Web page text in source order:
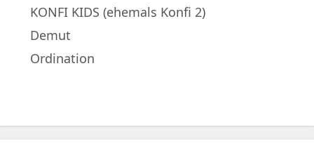
KONFI KIDS (ehemals Konfi 2)
Demut
Ordination